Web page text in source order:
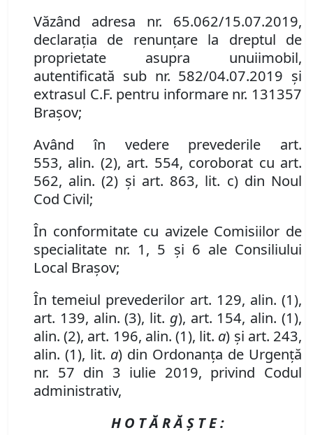
Văzând adresa nr. 65.062/15.07.2019,
declaraţia de renunţare la dreptul de
proprietate asupra unuiimobil,
autentificată sub nr. 582/04.07.2019 și
extrasul C.F. pentru informare nr. 131357
Brașov;
Având în vedere prevederile art.
553, alin. (2), art. 554, coroborat cu art.
562, alin. (2) și art. 863, lit. c)din Noul
Cod Civil;
În conformitate cu avizele Comisiilor de
specialitate nr. 1, 5 și 6 ale Consiliului
Local Brașov;
În temeiul prevederilor art. 129, alin. (1),
art. 139, alin.(3), lit. g), art. 154, alin. (1),
alin. (2), art. 196, alin.(1), lit. a) și art. 243,
alin. (1), lit. a) din Ordonanța de Urgență
nr. 57 din 3 iulie 2019, privind Codul
administrativ,
H O T Ă R Ă Ş T E :